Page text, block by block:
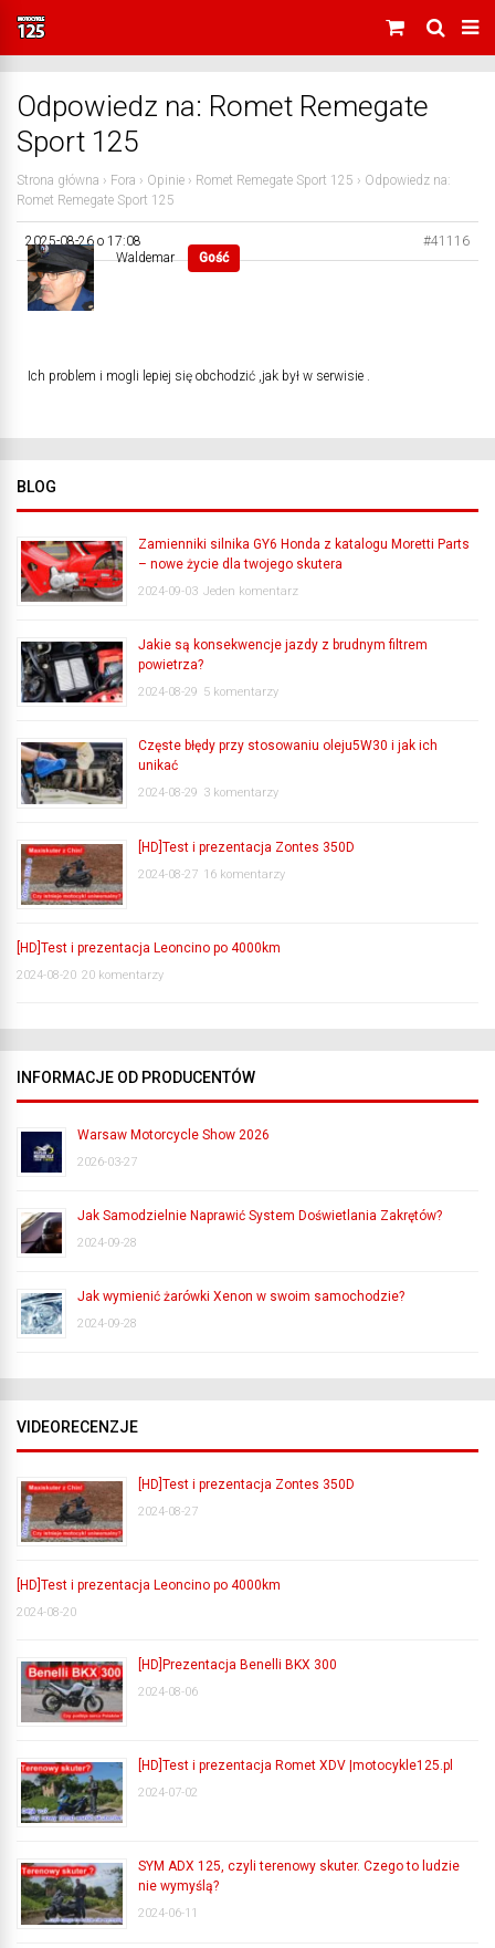
Odpowiedz na: Romet Remegate
Sport 125
Strona główna › Fora › Opinie › Romet Remegate Sport 125 › Odpowiedz na:
Romet Remegate Sport 125
2025-08-26 o 17:08
#41116
Waldemar
Gość
Ich problem i mogli lepiej się obchodzić ,jak był w serwisie .
BLOG
Zamienniki silnika GY6 Honda z katalogu Moretti Parts
– nowe życie dla twojego skutera
2024-09-03 Jeden komentarz
Jakie są konsekwencje jazdy z brudnym filtrem
powietrza?
2024-08-29 5 komentarzy
Częste błędy przy stosowaniu oleju5W30 i jak ich
unikać
2024-08-29 3 komentarzy
[HD]Test i prezentacja Zontes 350D
2024-08-27 16 komentarzy
[HD]Test i prezentacja Leoncino po 4000km
2024-08-20 20 komentarzy
INFORMACJE OD PRODUCENTÓW
Warsaw Motorcycle Show 2026
2026-03-27
Jak Samodzielnie Naprawić System Doświetlania Zakrętów?
2024-09-28
Jak wymienić żarówki Xenon w swoim samochodzie?
2024-09-28
VIDEORECENZJE
[HD]Test i prezentacja Zontes 350D
2024-08-27
[HD]Test i prezentacja Leoncino po 4000km
2024-08-20
[HD]Prezentacja Benelli BKX 300
2024-08-06
[HD]Test i prezentacja Romet XDV |motocykle125.pl
2024-07-02
SYM ADX 125, czyli terenowy skuter. Czego to ludzie
nie wymyślą?
2024-06-11